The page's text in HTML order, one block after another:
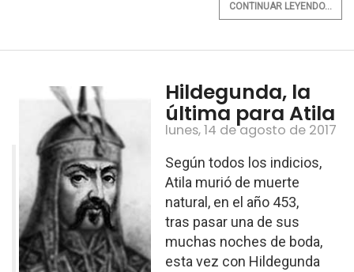
CONTINUAR LEYENDO...
Hildegunda, la
última para Atila
lunes, 14 de agosto de 2017
Según todos los indicios,
Atila murió de muerte
natural, en el año 453,
tras pasar una de sus
muchas noches de boda,
esta vez con Hildegunda